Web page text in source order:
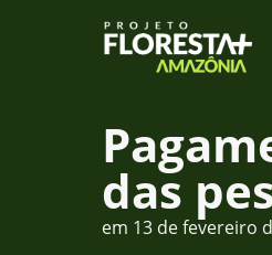
das
em 13 de fevereiro